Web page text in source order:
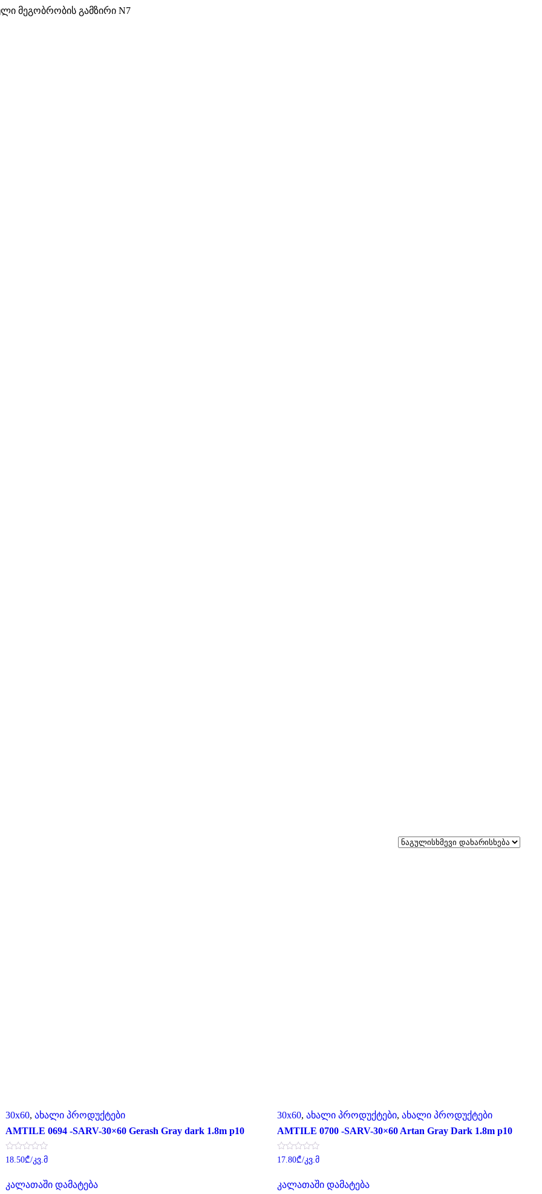
მეგობრობის გამზირი N7
30x60,ახალი პროდუქტები
AMTILE 0694 -SARV-30×60 Gerash Gray dark 1.8m p10
შეფასება
0
5-
დან
18.50₾/კვ.მ
კალათაში დამატება
30x60,ახალი პროდუქტები,ახალი პროდუქტები
AMTILE 0700 -SARV-30×60 Artan Gray Dark 1.8m p10
შეფასება
0
5-
დან
17.80₾/კვ.მ
კალათაში დამატება